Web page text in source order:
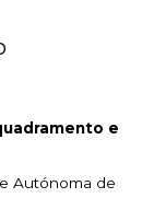
e
Autónoma de